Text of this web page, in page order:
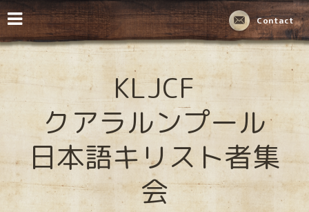
Contact
KLJCF
クアラルンプール
日本語キリスト者集
会